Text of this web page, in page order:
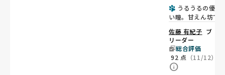
うるうるの優し
い瞳。甘えん坊で
佐藤 有紀子 ブ
リーダー
総合評価
92 点 （11/12）